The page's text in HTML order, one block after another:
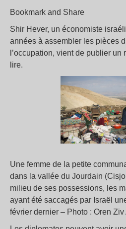
Bookmark and Share
Shir Hever, un économiste
années à assembler les pièces
l’occupation, vient de publier
lire.
Une femme de la petite
dans la vallée du Jourdain
milieu de ses possessions, les
ayant été saccagés par Israël
février dernier – Photo : Oren